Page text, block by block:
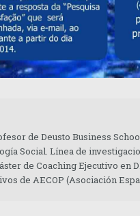
de Deusto Business
Social. Línea de
de Coaching Ejecutivo en
de AECOP (Asociación